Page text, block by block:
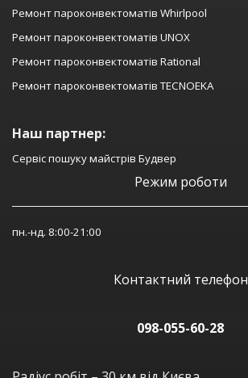
Ремонт пароконвектоматів Whirlpool
Ремонт пароконвектоматів UNOX
Ремонт пароконвектоматів Rational
Ремонт пароконвектоматів TECNOEKA
Наш партнер:
Сервіс пошуку майстрів Будвер
Режим роботи
пн.-нд. 8:00-21:00
Контактний телефон
098-055-60-28